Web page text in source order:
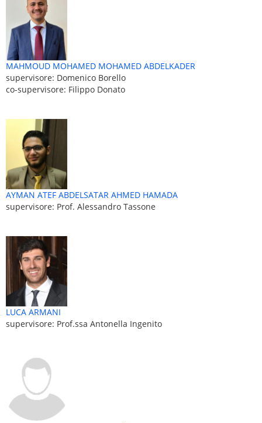
MAHMOUD MOHAMED MOHAMED ABDELKADER
supervisore: Domenico Borello
co-supervisore: Filippo Donato
AYMAN ATEF ABDELSATAR AHMED HAMADA
supervisore: Prof. Alessandro Tassone
LUCA ARMANI
supervisore: Prof.ssa Antonella Ingenito